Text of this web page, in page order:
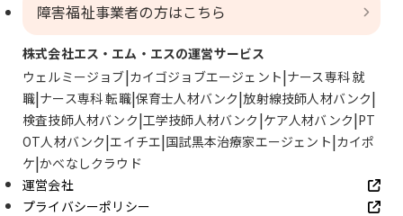
障害福祉事業者の方はこちら
株式会社エス・エム・エスの運営サービス
ウェルミージョブ カイゴジョブエージェント ナース専科 就
職 ナース専科 転職 保育士人材バンク 放射線技師人材バンク
検査技師人材バンク 工学技師人材バンク ケア人材バンク PT
OT人材バンク エイチエ 国試黒本治療家エージェント カイポ
ケ かべなしクラウド
運営会社
プライバシーポリシー